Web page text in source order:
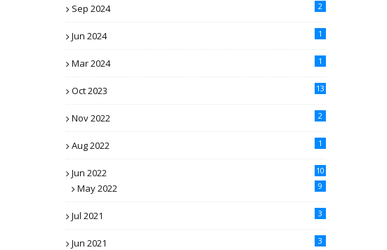
Sep 2024 2
Jun 2024 1
Mar 2024 1
Oct 2023 13
Nov 2022 2
Aug 2022 1
Jun 2022 10
May 2022 9
Jul 2021 3
Jun 2021 3